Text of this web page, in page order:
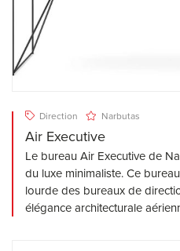
Direction Narbutas
Air Executive
Le bureau Air Executive de
du luxe minimaliste. Ce
lourde des bureaux de
élégance architecturale